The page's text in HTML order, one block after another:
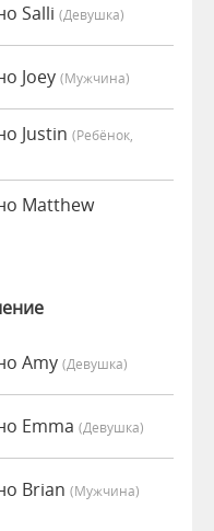
Salli (девушка)
Joey (мужчина)
Justin (Ребёнок,
Matthew
Amy (девушка)
Emma (девушка)
Brian (мужчина)